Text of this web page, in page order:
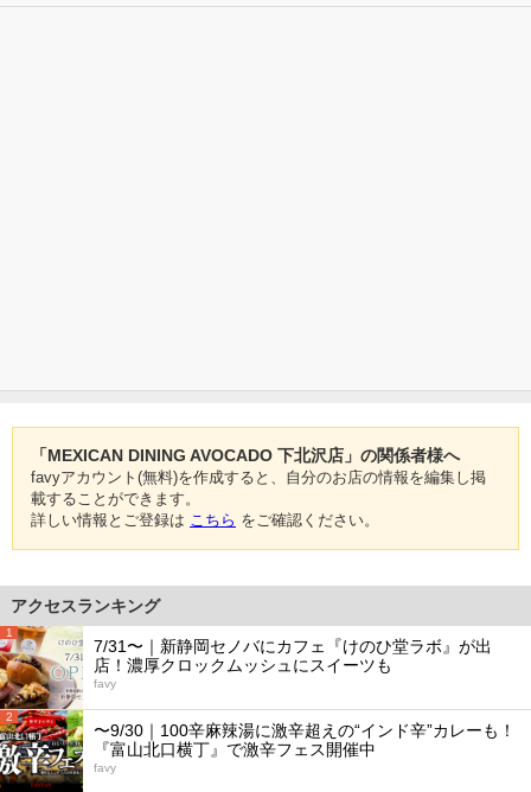
「MEXICAN DINING AVOCADO 下北沢店」の関係者様へ
favyアカウント(無料)を作成すると、自分のお店の情報を編集し掲
載することができます。
詳しい情報とご登録は こちら をご確認ください。
アクセスランキング
1
7/31〜｜新静岡セノバにカフェ『けのひ堂ラボ』が出
店！濃厚クロックムッシュにスイーツも
favy
2
〜9/30｜100辛麻辣湯に激辛超えの“インド辛”カレーも！
『富山北口横丁』で激辛フェス開催中
favy